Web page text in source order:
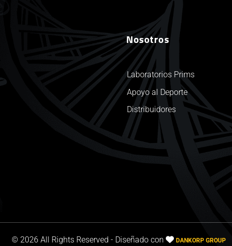
Nosotros
Laboratorios Prims
Apoyo al Deporte
Distribuidores
© 2026 All Rights Reserved - Diseñado con DANKORP GROUP